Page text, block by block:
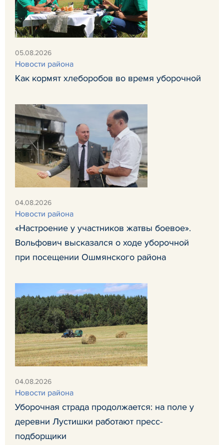
05.08.2026
Новости района
Как кормят хлеборобов во время уборочной
04.08.2026
Новости района
«Настроение у участников жатвы боевое».
Вольфович высказался о ходе уборочной
при посещении Ошмянского района
04.08.2026
Новости района
Уборочная страда продолжается: на поле у
деревни Лустишки работают пресс-
подборщики